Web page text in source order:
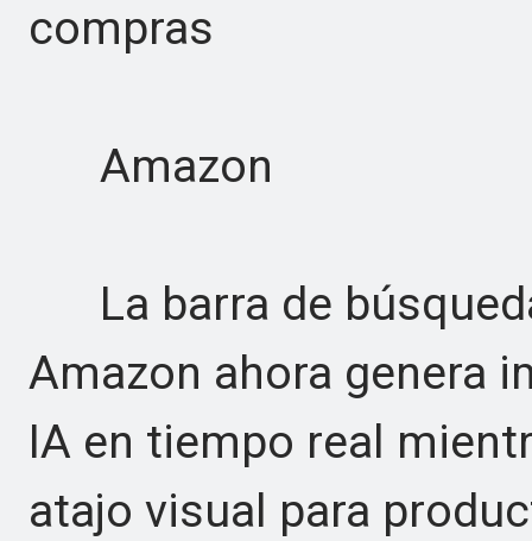
compras
Amazon
La barra de
Amazon ahora genera
IA en tiempo real
atajo visual para